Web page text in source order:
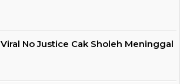
No Justice Cak Sholeh Meninggal